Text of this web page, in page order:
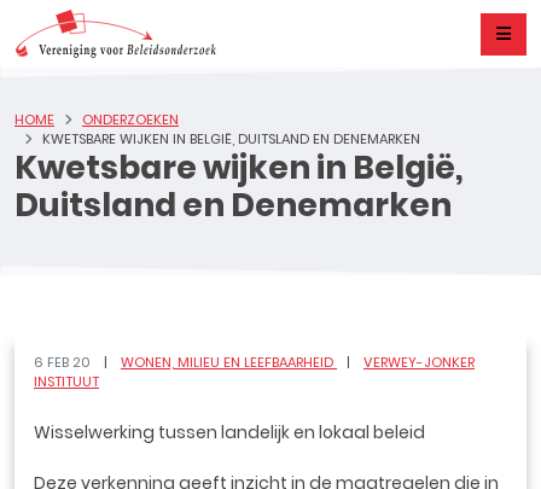
Kwetsbare wijken in België,
Duitsland en Denemarken
HOME
ONDERZOEKEN
KWETSBARE WIJKEN IN BELGIË, DUITSLAND EN DENEMARKEN
6 FEB 20 WONEN, MILIEU EN LEEFBAARHEID
VERWEY-JONKER
INSTITUUT
Wisselwerking tussen landelijk en lokaal beleid
Deze verkenning geeft inzicht in de maatregelen die in